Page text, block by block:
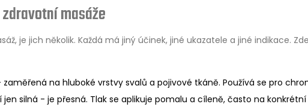
masáže
je jich několik. Každá má jiný účinek, jiné ukazatele a jiné indikace.
zaměřená na hluboké vrstvy svalů a pojivové tkáně. Používá se pro
jen silná - je přesná. Tlak se aplikuje pomalu a cíleně, často na